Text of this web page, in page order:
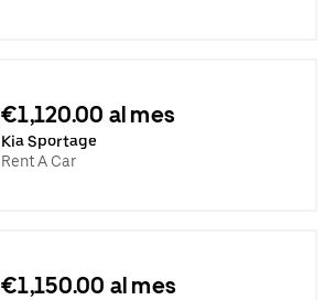
€1,120.00 al mes
Kia Sportage
Rent A Car
€1,150.00 al mes